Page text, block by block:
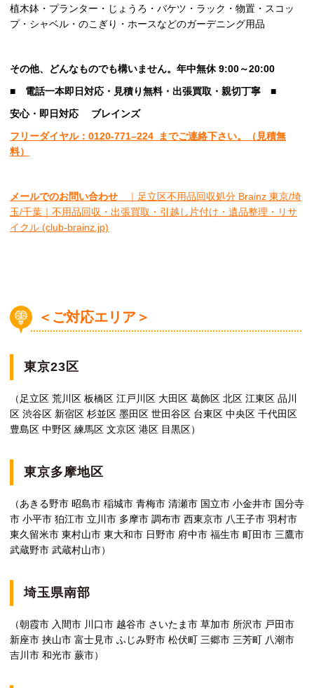
植木鉢・プランター・じょうろ・バケツ・ラック・物置・スコッ
プ・シャベル・のこぎり・ホースなどのガーデニング用品
その他、
どんなものでも構いません。年中無休 9:00～20:00
■ 電話一本即日対応・見積り無料・出張買取・親切丁寧 ■
安心・即日対応
ブレインズ
フリーダイヤル：0120-771–224 までご連絡下さい。
（見積無
料）
メールでのお問い合わせ
｜足立区不用品回収処分 Brainz 東京/埼
玉/千葉｜不用品回収・出張買取・引越し片付け・遺品整理・リサ
イクル (club-brainz.jp)
＜ご対応エリア＞
東京23区
（足立区 荒川区 板橋区 江戸川区 大田区 葛飾区 北区 江東区 品川
区 渋谷区 新宿区 杉並区 墨田区 世田谷区 台東区 中央区 千代田区
豊島区 中野区 練馬区 文京区 港区 目黒区）
東京多摩地区
（あきる野市 昭島市 稲城市 青梅市 清瀬市 国立市 小金井市 国分寺
市 小平市 狛江市 立川市 多摩市 調布市 西東京市 八王子市 羽村市
東久留米市 東村山市 東大和市 日野市 府中市 福生市 町田市 三鷹市
武蔵野市 武蔵村山市）
埼玉県南部
（朝霞市 入間市 川口市 越谷市 さいたま市 草加市 所沢市 戸田市
新座市 挟山市 富士見市 ふじみ野市 松伏町 三郷市 三芳町 八潮市
吉川市 和光市 蕨市）